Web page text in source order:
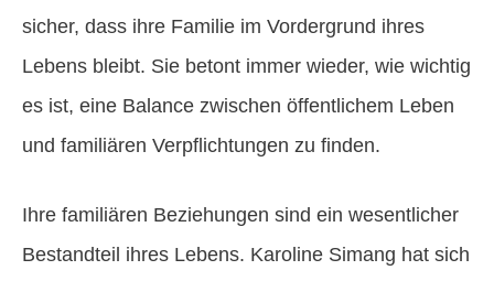
sicher, dass ihre Familie im Vordergrund ihres
Lebens bleibt. Sie betont immer wieder, wie wichtig
es ist, eine Balance zwischen öffentlichem Leben
und familiären Verpflichtungen zu finden.
Ihre familiären Beziehungen sind ein wesentlicher
Bestandteil ihres Lebens. Karoline Simang hat sich